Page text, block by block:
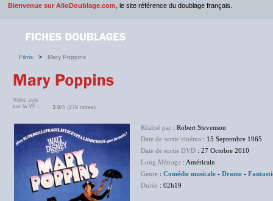
Bienvenue sur AlloDoublage.com , le site référence du doublage français.
Films > Mary Poppins
Votre avis
sur la VF :
3.0/5 (279 notes)
Réalisé par : Robert Stevenson
Date de sortie cinéma : 15 Septembre 1965
Date de sortie DVD : 27 Octobre 2010
Long Métrage : Américain
Genre : Comédie musicale - Drame -
Durée : 02h19